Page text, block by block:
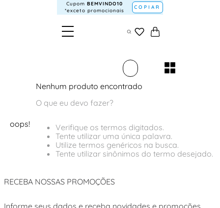
Cupom BEMVINDO10
*exceto promocionais
COPIAR
oops!
Nenhum produto encontrado
O que eu devo fazer?
Verifique os termos digitados.
Tente utilizar uma única palavra.
Utilize termos genéricos na busca.
Tente utilizar sinônimos do termo desejado.
RECEBA NOSSAS PROMOÇÕES
Informe seus dados e receba novidades e promoções